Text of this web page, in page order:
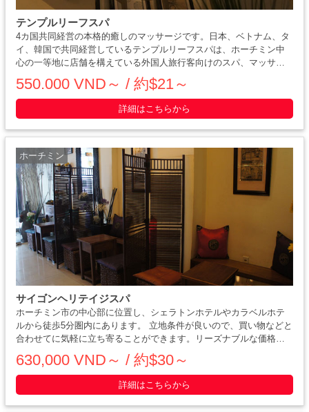
テンプルリーフスパ
4カ国共同経営の本格的癒しのマッサージです。日本、ベトナム、タ
イ、韓国で共同経営しているテンプルリーフスパは、ホーチミン中
心の一等地に店舗を構えている外国人旅行客向けのスパ、マッサー
ジ店です。ベトナムとタイの伝統的マッサージ療法に加え、アロマ
オイルをふんだんに使用したオリジナルマ・・・・・
550.000 VND～ / 約$21～
詳細はこちらから
ホーチミン
サイゴンヘリテイジスパ
ホーチミン市の中心部に位置し、シェラトンホテルやカラベルホテ
ルから徒歩5分圏内にあります。 立地条件が良いので、買い物などと
合わせてに気軽に立ち寄ることができます。リーズナブルな価格で
いろいろな施術を受けることができます。 フットマッサージ90分
（約2,300円）は特に満足度が高く、人気です。 ヘリテージスパのオ
リジナルアロマオイルで疲れた体をリラックスし、癒しのひと時を
お楽しみください。
630,000 VND～ / 約$30～
詳細はこちらから